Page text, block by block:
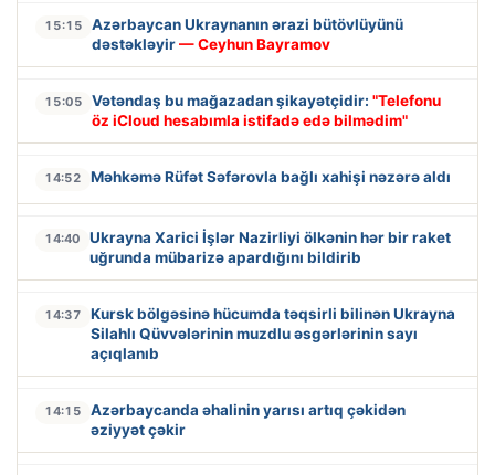
15:15
Azərbaycan Ukraynanın ərazi bütövlüyünü
dəstəkləyir— Ceyhun Bayramov
15:05 Vətəndaş bu mağazadan şikayətçidir: "Telefonu
öz iCloud hesabımla istifadə edə bilmədim"
14:52 Məhkəmə Rüfət Səfərovla bağlı xahişi nəzərə aldı
14:40
Ukrayna Xarici İşlər Nazirliyi ölkənin hər bir raket
uğrunda mübarizə apardığını bildirib
14:37
Kursk bölgəsinə hücumda təqsirli bilinən Ukrayna
Silahlı Qüvvələrinin muzdlu əsgərlərinin sayı
açıqlanıb
14:15
Azərbaycanda əhalinin yarısı artıq çəkidən
əziyyət çəkir